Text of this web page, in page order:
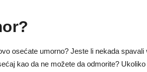
osećate umorno? Jeste li nekada
kao da ne možete da odmorite?